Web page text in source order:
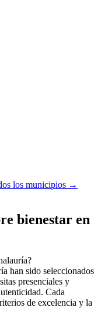
los municipios →
bienestar en
han sido seleccionados
presenciales y
Cada
de excelencia y la